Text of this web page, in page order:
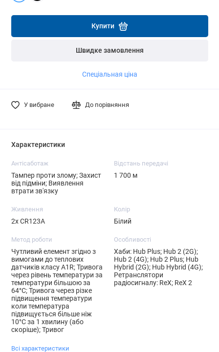
Купити
Швидке замовлення
Спеціальная ціна
У вибране До порівняння
Характеристики
Антісаботаж
Тампер проти злому; Захист
від підміни; Виявлення
втрати зв'язку
Відстань передачі
1 700 м
Живлення
2х CR123A
Колір
Білий
Метод роботи
Чутливий елемент згідно з
вимогами до теплових
датчиків класу A1R; Тривога
через рівень температури за
температури більшою за
64°C; Тривога через різке
підвищення температури
коли температура
підвищується більше ніж
10°C за 1 хвилину (або
скоріше); Тривог
Особливості
Хаби: Hub Plus; Hub 2 (2G);
Hub 2 (4G); Hub 2 Plus; Hub
Hybrid (2G); Hub Hybrid (4G);
Ретранслятори
радіосигналу: ReX; ReX 2
Всі характеристики